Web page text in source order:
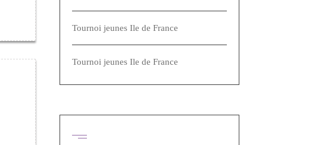
Tournoi jeunes Ile de France
Tournoi jeunes Ile de France